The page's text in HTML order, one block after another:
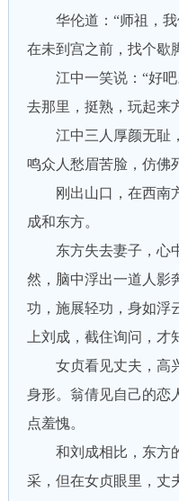
华伦道：“师祖，我
在未到宫之前，找个歇
江中一笑说：“好吧
去那里，挺熟，玩起来
江中三人厚颜无耻，
鸣众人愁眉苦脸，仿佛
刚出山口，在西南方
成和东方。
东方失去妻子，心中
然，脑中浮出一道人影
功，施展轻功，身如浮
上刘成，截住询问，才
女贞看见丈夫，高兴
身形。翁倩见自己的恋
点羞愧。
和刘成相比，东方的
采，但在女贞眼里，丈